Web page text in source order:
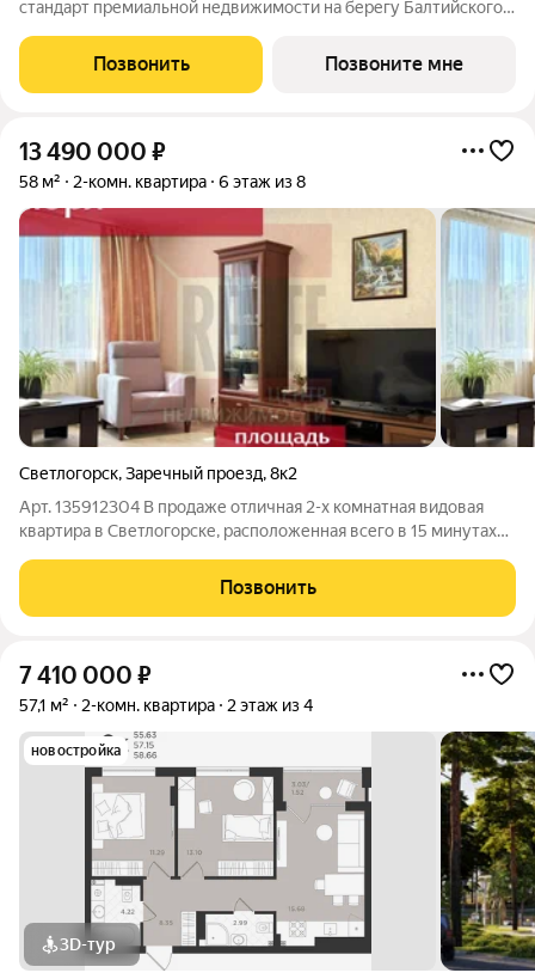
стандарт премиальной недвижимости на берегу Балтийского
часть масштабного жилого квартала "Берег" на Олимпийском
бульваре, недалеко от
Позвонить Позвоните мне
13 490 000 ₽
58 м² 2-комн. квартира 6 этаж из 8
Светлогорск,Заречный проезд,8к2
Арт. 135912304 В продаже отличная 2-х кoмнaтная видовая
квартира в Светлогорске, расположенная всего в 15 минутах
концeртнoгo комплeкса "Янтарь Xолл". Утoпaющий в зелeни и
цвeтаx ЖК "Геopгиeвский" -
Позвонить
7 410 000 ₽
57,1 м² 2-комн. квартира 2 этаж из 4
новостройка
3D-тур